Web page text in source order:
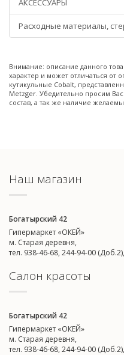
АКСЕССУАРЫ
Расходные материалы,
Внимание: описание данного
характер и может отличаться от
кутикульные Cobalt,
Metzger. Убедительно просим
состав, а так же наличие
Наш магазин
Богатырский 42
Гипермаркет «ОКЕЙ»
м. Старая деревня,
тел. 938-46-68, 244-94-00
Салон красоты
Богатырский 42
Гипермаркет «ОКЕЙ»
м. Старая деревня,
тел. 938-46-68, 244-94-00